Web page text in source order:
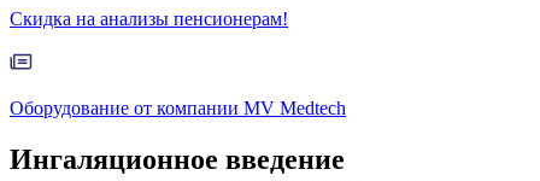
Скидка на анализы пенсионерам!
Оборудование от компании MV Medtech
Ингаляционное введение